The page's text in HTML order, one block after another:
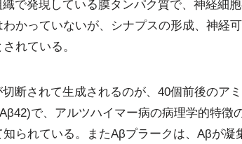
で発現している膜タンパク質で、神経細
かっていないが、シナプスの形成、神経
れている。
断されて生成されるのが、40個前後のア
で、アルツハイマー病の病理学的特徴
られている。またAβプラークは、Aβが凝